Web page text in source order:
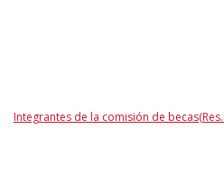
Integrantes de la comisión de